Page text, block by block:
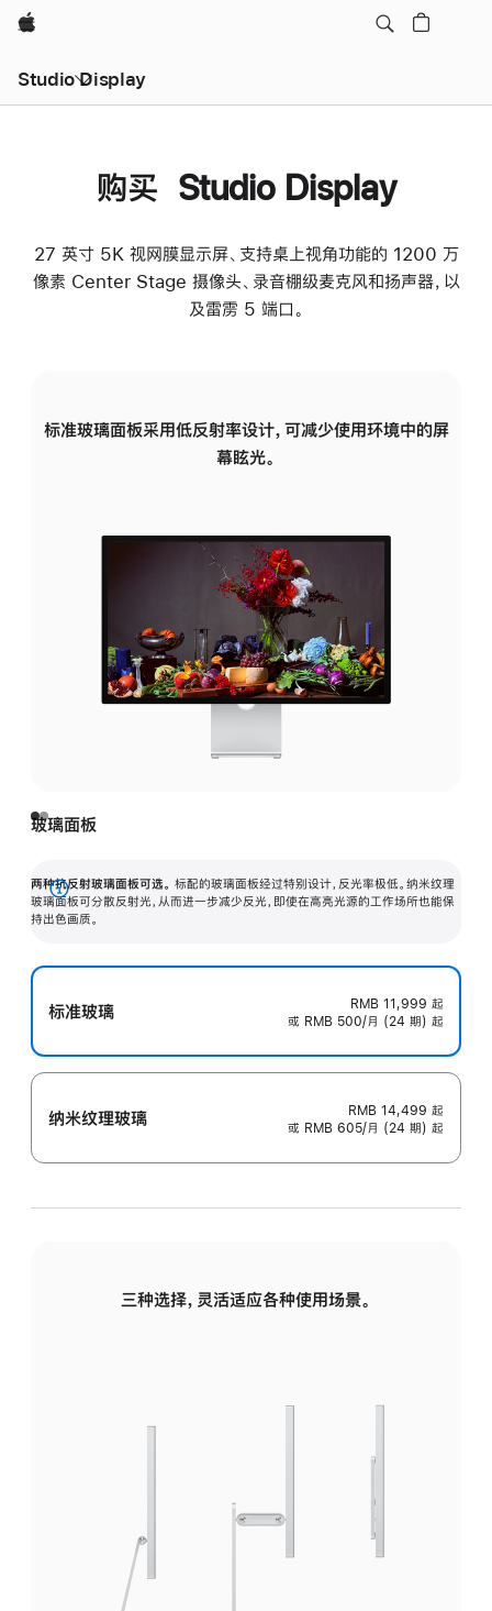
Apple
Studio Display
购买 Studio Display
27 英寸 5K 视网膜显示屏、支持桌上视角功能的 1200 万
像素 Center Stage 摄像头、录音棚级麦克风和扬声器，以
及雷雳 5 端口。
标准玻璃面板采用低反射率设计，可减少使用环境中的屏
幕眩光。
玻璃面板
两种抗反射玻璃面板可选。 标配的玻璃面板经过特别设计，反光率极低。纳米纹理
玻璃面板可分散反射光，从而进一步减少反光，即使在高亮光源的工作场所也能保
持出色画质。
展
开
标准玻璃 RMB 11,999 起
或 RMB 500/月 (24 期) 起
纳米纹理玻璃 RMB 14,499 起
或 RMB 605/月 (24 期) 起
三种选择，灵活适应各种使用场景。